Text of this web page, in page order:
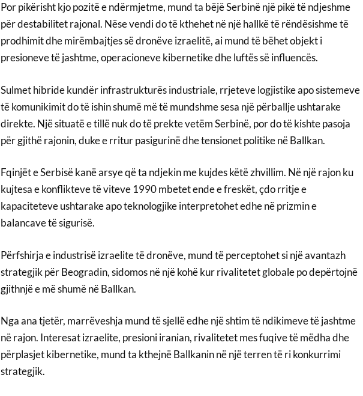
Por pikërisht kjo pozitë e ndërmjetme, mund ta bëjë Serbinë një pikë të ndjeshme
për destabilitet rajonal. Nëse vendi do të kthehet në një hallkë të rëndësishme të
prodhimit dhe mirëmbajtjes së dronëve izraelitë, ai mund të bëhet objekt i
presioneve të jashtme, operacioneve kibernetike dhe luftës së influencës.
Sulmet hibride kundër infrastrukturës industriale, rrjeteve logjistike apo sistemeve
të komunikimit do të ishin shumë më të mundshme sesa një përballje ushtarake
direkte. Një situatë e tillë nuk do të prekte vetëm Serbinë, por do të kishte pasoja
për gjithë rajonin, duke e rritur pasigurinë dhe tensionet politike në Ballkan.
Fqinjët e Serbisë kanë arsye që ta ndjekin me kujdes këtë zhvillim. Në një rajon ku
kujtesa e konflikteve të viteve 1990 mbetet ende e freskët, çdo rritje e
kapaciteteve ushtarake apo teknologjike interpretohet edhe në prizmin e
balancave të sigurisë.
Përfshirja e industrisë izraelite të dronëve, mund të perceptohet si një avantazh
strategjik për Beogradin, sidomos në një kohë kur rivalitetet globale po depërtojnë
gjithnjë e më shumë në Ballkan.
Nga ana tjetër, marrëveshja mund të sjellë edhe një shtim të ndikimeve të jashtme
në rajon. Interesat izraelite, presioni iranian, rivalitetet mes fuqive të mëdha dhe
përplasjet kibernetike, mund ta kthejnë Ballkanin në një terren të ri konkurrimi
strategjik.